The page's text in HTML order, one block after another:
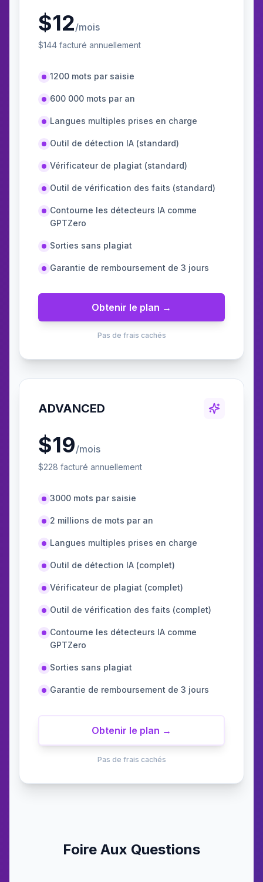
$12/mois
$144 facturé annuellement
1200 mots par saisie
600 000 mots par an
Langues multiples prises en charge
Outil de détection IA (standard)
Vérificateur de plagiat (standard)
Outil de vérification des faits (standard)
Contourne les détecteurs IA comme
GPTZero
Sorties sans plagiat
Garantie de remboursement de 3 jours
Obtenir le plan →
Pas de frais cachés
ADVANCED
$19/mois
$228 facturé annuellement
3000 mots par saisie
2 millions de mots par an
Langues multiples prises en charge
Outil de détection IA (complet)
Vérificateur de plagiat (complet)
Outil de vérification des faits (complet)
Contourne les détecteurs IA comme
GPTZero
Sorties sans plagiat
Garantie de remboursement de 3 jours
Obtenir le plan →
Pas de frais cachés
Foire Aux Questions